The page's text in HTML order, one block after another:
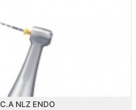
C.A NLZ ENDO